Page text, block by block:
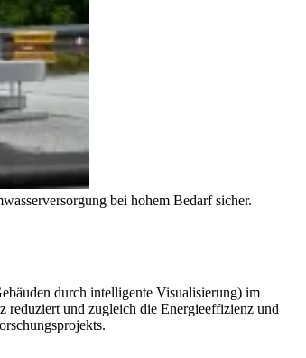
bei hohem Bedarf sicher.
durch intelligente Visualisierung) im
reduziert und zugleich die Energieeffizienz und